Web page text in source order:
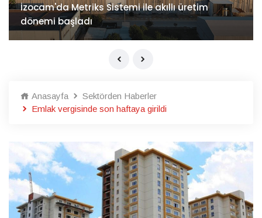
İzocam'da Metriks Sistemi ile akıllı üretim
dönemi başladı
Anasayfa
Sektörden Haberler
Emlak vergisinde son haftaya girildi